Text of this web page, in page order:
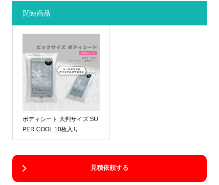
関連商品
ボディシート 大判サイズ SU
PER COOL 10枚入り
見積依頼する